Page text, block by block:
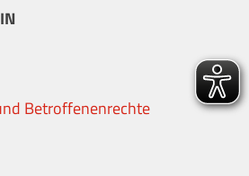
Betroffenenrechte